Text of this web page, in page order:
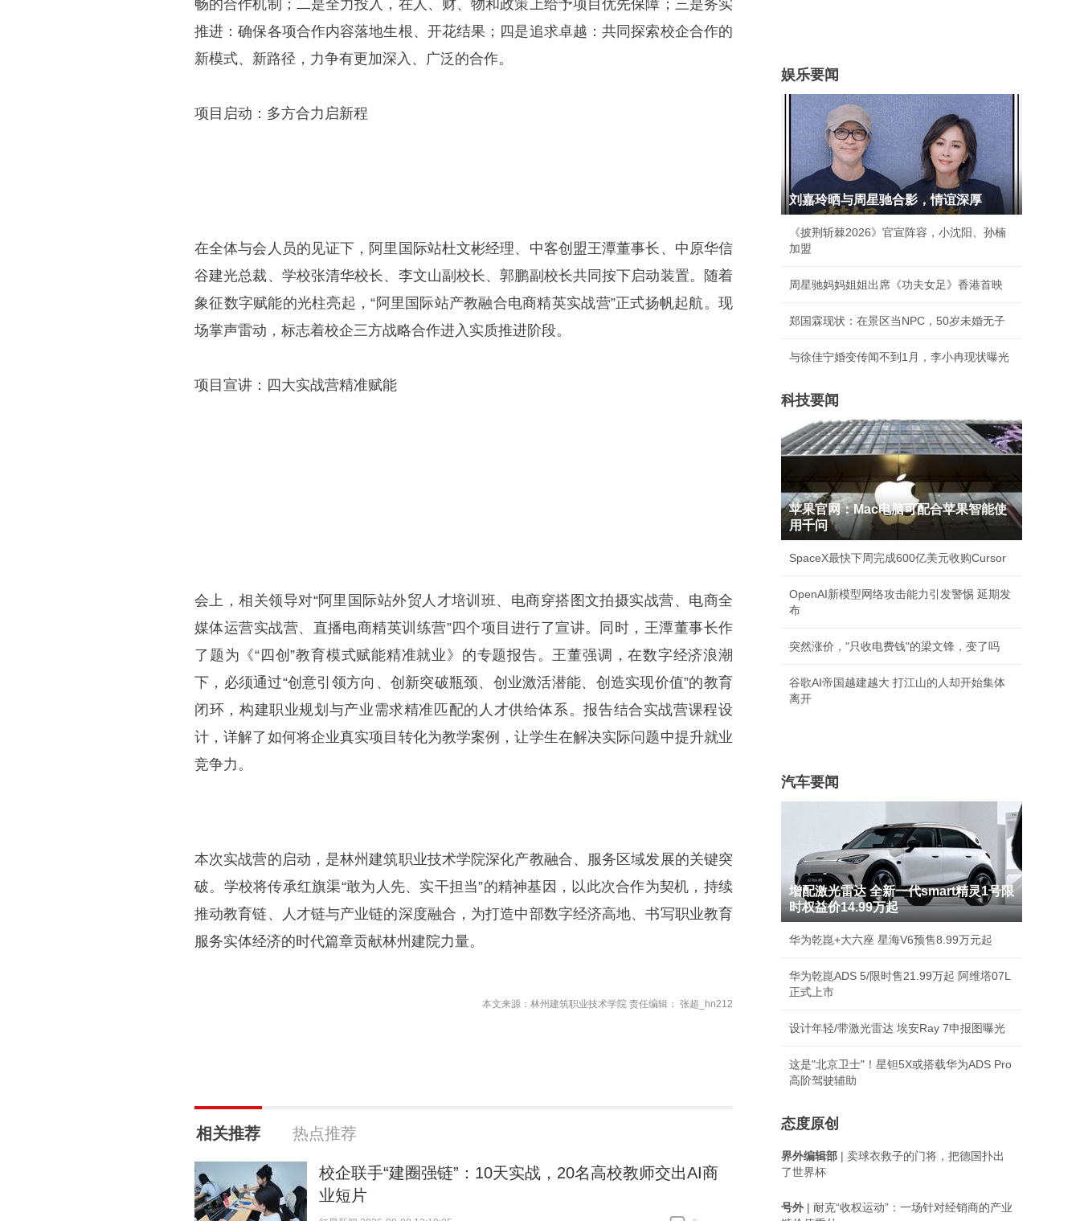
畅的合作机制；二是全力投入，在人、财、物和政策上给予项目优先保障；三是务实
推进：确保各项合作内容落地生根、开花结果；四是追求卓越：共同探索校企合作的
新模式、新路径，力争有更加深入、广泛的合作。
项目启动：多方合力启新程
在全体与会人员的见证下，阿里国际站杜文彬经理、中客创盟王潭董事长、中原华信
谷建光总裁、学校张清华校长、李文山副校长、郭鹏副校长共同按下启动装置。随着
象征数字赋能的光柱亮起，“阿里国际站产教融合电商精英实战营”正式扬帆起航。现
场掌声雷动，标志着校企三方战略合作进入实质推进阶段。
项目宣讲：四大实战营精准赋能
会上，相关领导对“阿里国际站外贸人才培训班、电商穿搭图文拍摄实战营、电商全
媒体运营实战营、直播电商精英训练营”四个项目进行了宣讲。同时，王潭董事长作
了题为《“四创”教育模式赋能精准就业》的专题报告。王董强调，在数字经济浪潮
下，必须通过“创意引领方向、创新突破瓶颈、创业激活潜能、创造实现价值”的教育
闭环，构建职业规划与产业需求精准匹配的人才供给体系。报告结合实战营课程设
计，详解了如何将企业真实项目转化为教学案例，让学生在解决实际问题中提升就业
竞争力。
本次实战营的启动，是林州建筑职业技术学院深化产教融合、服务区域发展的关键突
破。学校将传承红旗渠“敢为人先、实干担当”的精神基因，以此次合作为契机，持续
推动教育链、人才链与产业链的深度融合，为打造中部数字经济高地、书写职业教育
服务实体经济的时代篇章贡献林州建院力量。
本文来源：林州建筑职业技术学院 责任编辑： 张超_hn212
相关推荐 热点推荐
校企联手“建圈强链”：10天实战，20名高校教师交出AI商
业短片
娱乐要闻
刘嘉玲晒与周星驰合影，情谊深厚
《披荆斩棘2026》官宣阵容，小沈阳、孙楠
加盟
周星驰妈妈姐姐出席《功夫女足》香港首映
郑国霖现状：在景区当NPC，50岁未婚无子
与徐佳宁婚变传闻不到1月，李小冉现状曝光
科技要闻
苹果官网：Mac电脑可配合苹果智能使
用千问
SpaceX最快下周完成600亿美元收购Cursor
OpenAI新模型网络攻击能力引发警惕 延期发
布
突然涨价，"只收电费钱"的梁文锋，变了吗
谷歌AI帝国越建越大 打江山的人却开始集体
离开
汽车要闻
增配激光雷达 全新一代smart精灵1号限
时权益价14.99万起
华为乾崑+大六座 星海V6预售8.99万元起
华为乾崑ADS 5/限时售21.99万起 阿维塔07L
正式上市
设计年轻/带激光雷达 埃安Ray 7申报图曝光
这是"北京卫士"！星钽5X或搭载华为ADS Pro
高阶驾驶辅助
态度原创
界外编辑部 | 卖球衣救子的门将，把德国扑出
了世界杯
号外| 耐克“收权运动”：一场针对经销商的产业